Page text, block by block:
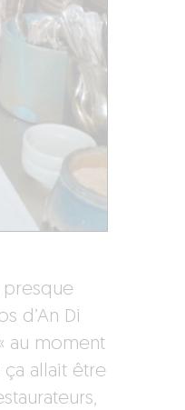
presque
d’An Di
au moment
allait être